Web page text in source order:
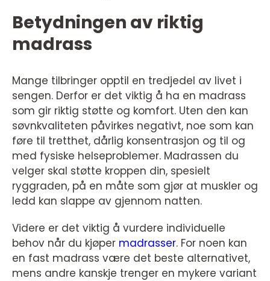
Betydningen av riktig
madrass
Mange tilbringer opptil en tredjedel av livet i
sengen. Derfor er det viktig å ha en madrass
som gir riktig støtte og komfort. Uten den kan
søvnkvaliteten påvirkes negativt, noe som kan
føre til tretthet, dårlig konsentrasjon og til og
med fysiske helseproblemer. Madrassen du
velger skal støtte kroppen din, spesielt
ryggraden, på en måte som gjør at muskler og
ledd kan slappe av gjennom natten.
Videre er det viktig å vurdere individuelle
behov når du kjøper madrasser. For noen kan
en fast madrass være det beste alternativet,
mens andre kanskje trenger en mykere variant